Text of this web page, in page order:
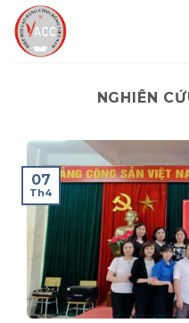
Skip
to
content
NGHIÊN
07
Th4